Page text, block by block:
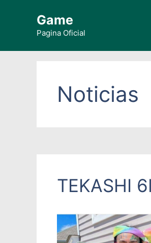
contenido
Game
Pagina Oficial
Noticias
TEKASHI